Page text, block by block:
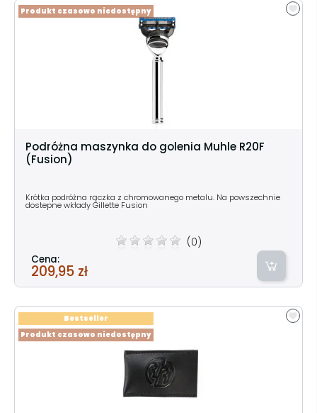
Podróżna maszynka do golenia Muhle R20F
(Fusion)
Krótka podróżna rączka z chromowanego metalu. Na powszechnie
dostepne wkłady Gillette Fusion
(0)
Cena:
209,95 zł
Produkt czasowo niedostępny
Produkt czasowo niedostępny
Bestseller